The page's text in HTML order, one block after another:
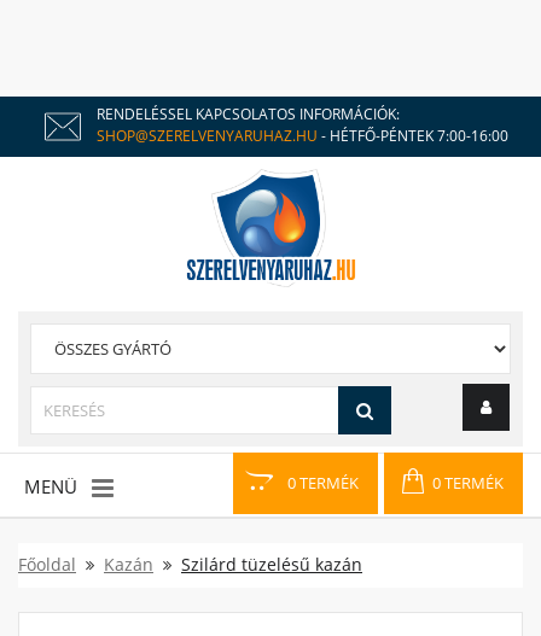
RENDELÉSSEL KAPCSOLATOS INFORMÁCIÓK:
SHOP@SZERELVENYARUHAZ.HU - HÉTFŐ-PÉNTEK 7:00-16:00
0 TERMÉK 0 TERMÉK
MENÜ
Főoldal Kazán Szilárd tüzelésű kazán